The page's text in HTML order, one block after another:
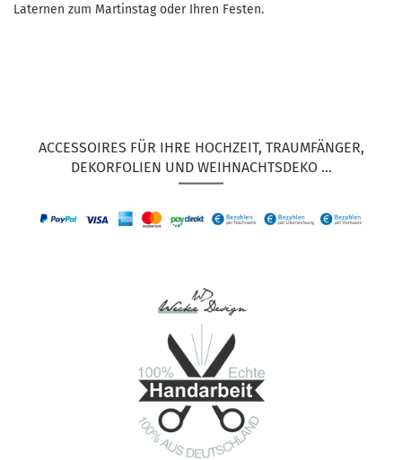
Laternen zum Martinstag oder Ihren Festen.
ACCESSOIRES FÜR IHRE HOCHZEIT, TRAUMFÄNGER,
DEKORFOLIEN UND WEIHNACHTSDEKO ...